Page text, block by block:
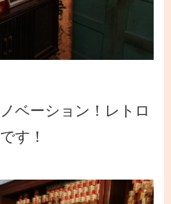
ベーション！レトロ
す！